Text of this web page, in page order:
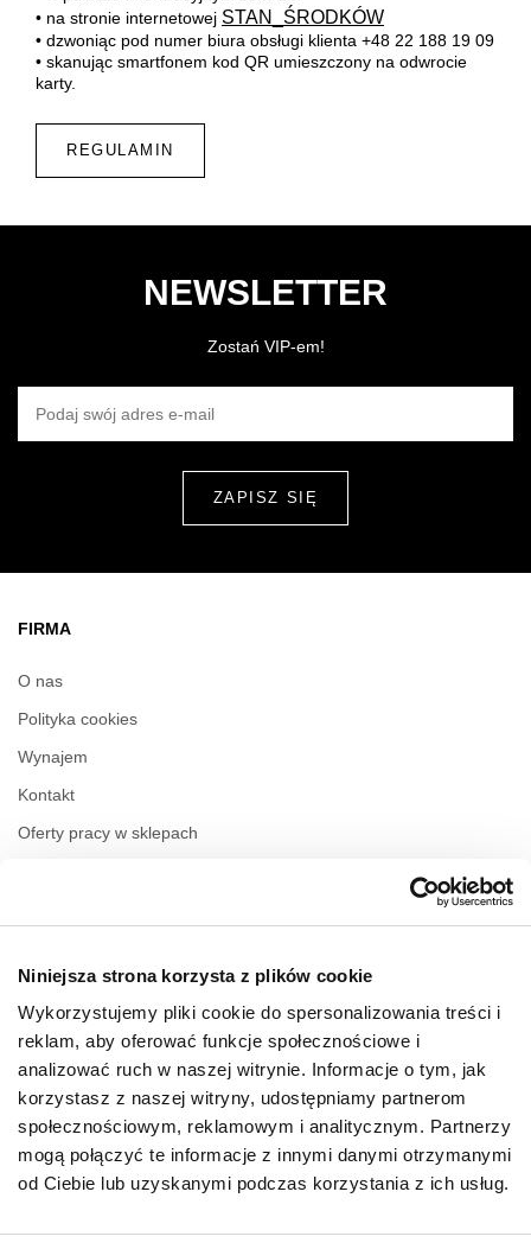
Niniejsza strona korzysta z plików cookie
Wykorzystujemy pliki cookie do spersonalizowania treści i
reklam, aby oferować funkcje społecznościowe i
analizować ruch w naszej witrynie. Informacje o tym, jak
korzystasz z naszej witryny, udostępniamy partnerom
społecznościowym, reklamowym i analitycznym. Partnerzy
mogą połączyć te informacje z innymi danymi otrzymanymi
od Ciebie lub uzyskanymi podczas korzystania z ich usług.
• na stronie internetowej STAN_ŚRODKÓW
• dzwoniąc pod numer biura obsługi klienta +48 22 188 19 09
• skanując smartfonem kod QR umieszczony na odwrocie
karty.
REGULAMIN
NEWSLETTER
Zostań VIP-em!
FIRMA
O nas
Polityka cookies
Wynajem
Kontakt
Oferty pracy w sklepach
GODZINY OTWARCIA
Poniedziałek
09:00 - 21:00
Środa
09:00 - 21:00
Czwartek
09:00 - 21:00
Piątek
09:00 - 21:00
Sobota
09:00 - 21:00